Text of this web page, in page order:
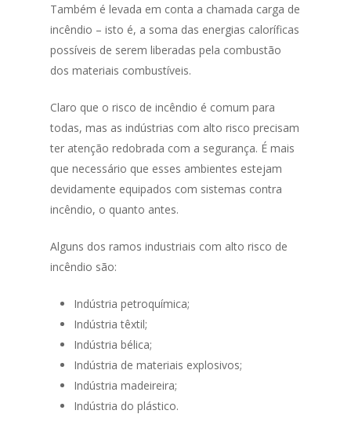
Também é levada em conta a chamada carga de
incêndio – isto é, a soma das energias caloríficas
possíveis de serem liberadas pela combustão
dos materiais combustíveis.
Claro que o risco de incêndio é comum para
todas, mas as indústrias com alto risco precisam
ter atenção redobrada com a segurança. É mais
que necessário que esses ambientes estejam
devidamente equipados com sistemas contra
incêndio, o quanto antes.
Alguns dos ramos industriais com alto risco de
incêndio são:
Indústria petroquímica;
Indústria têxtil;
Indústria bélica;
Indústria de materiais explosivos;
Indústria madeireira;
Indústria do plástico.